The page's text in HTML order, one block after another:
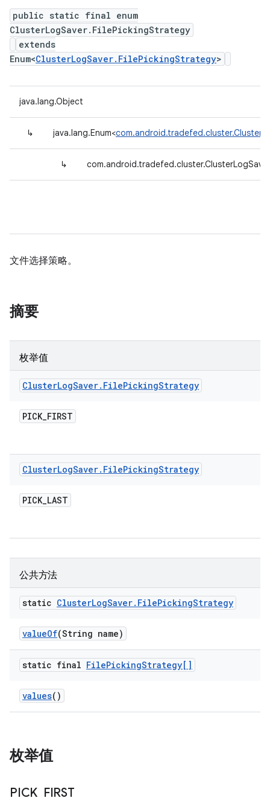
public static final enum
ClusterLogSaver.FilePickingStrategy
extends
Enum<ClusterLogSaver.FilePickingStrategy>
java.lang.Object
↳ java.lang.Enum<
↳
文件选择策略。
摘要
枚举值
ClusterLogSaver. FilePickingStrategy
PICK_FIRST
ClusterLogSaver. FilePickingStrategy
PICK_LAST
公共方法
static ClusterLogSaver. FilePickingStrategy
valueOf(String name)
static final FilePickingStrategy[]
values()
枚举值
PICK FIRST